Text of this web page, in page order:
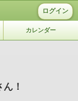
ログイン
カレンダー
！